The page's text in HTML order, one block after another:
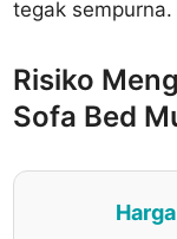
tegak sempurna.
Risiko
Sofa Bed